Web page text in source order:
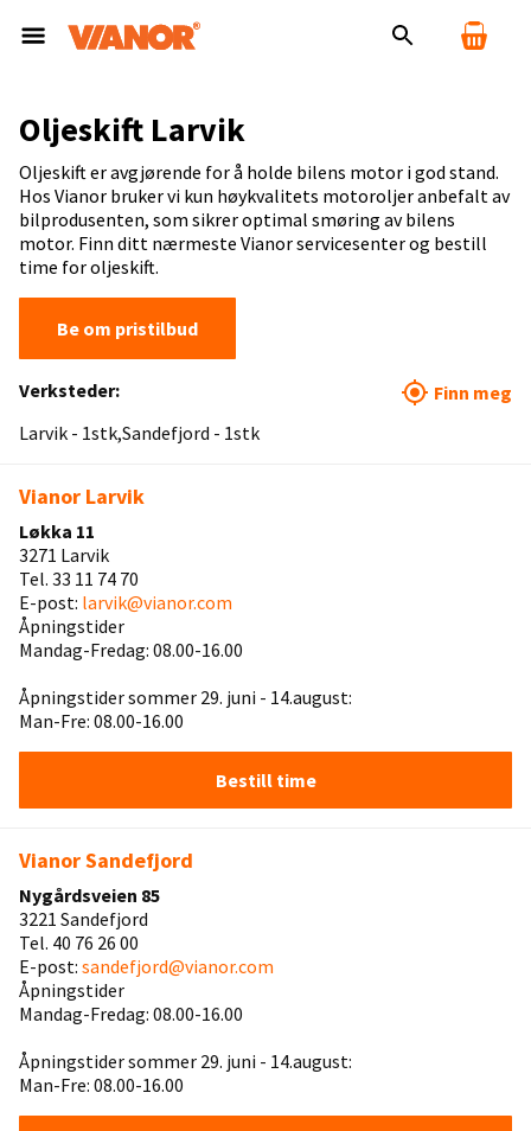
Oljeskift Larvik
Oljeskift er avgjørende for å holde bilens motor i god stand.
Hos Vianor bruker vi kun høykvalitets motoroljer anbefalt av
bilprodusenten, som sikrer optimal smøring av bilens
motor. Finn ditt nærmeste Vianor servicesenter og bestill
time for oljeskift.
Be om pristilbud
Verksteder:
Larvik - 1stk Sandefjord - 1stk
Finn meg
Vianor Larvik
Løkka 11
3271 Larvik
Tel. 33 11 74 70
E-post: larvik@vianor.com
Åpningstider
Mandag-Fredag: 08.00-16.00
Åpningstider sommer 29. juni - 14.august:
Man-Fre: 08.00-16.00
Bestill time
Vianor Sandefjord
Nygårdsveien 85
3221 Sandefjord
Tel. 40 76 26 00
E-post: sandefjord@vianor.com
Åpningstider
Mandag-Fredag: 08.00-16.00
Åpningstider sommer 29. juni - 14.august:
Man-Fre: 08.00-16.00